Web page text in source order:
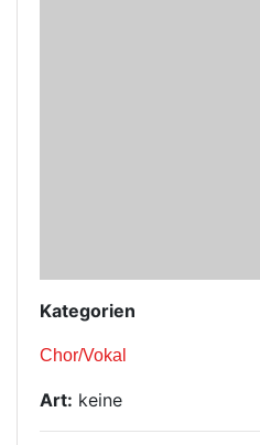
Kategorien
Chor/Vokal
Art: keine